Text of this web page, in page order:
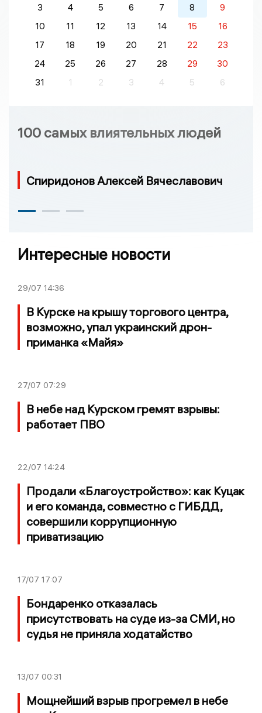
3
4 5 6 7 8
9
10
11 12 13 14 15
16
17
18 19 20 21 22
23
24
25 26 27 28 29
30
31
1 2 3 4 5 6
100 самых влиятельных людей
Спиридонов Алексей Вячеславович
Интересные новости
29/07 14:36
В Курске на крышу торгового центра,
возможно, упал украинский дрон-
приманка «Майя»
27/07 07:29
В небе над Курском гремят взрывы:
работает ПВО
22/07 14:24
Продали «Благоустройство»: как Куцак
и его команда, совместно с ГИБДД,
совершили коррупционную
приватизацию
17/07 17:07
Бондаренко отказалась
присутствовать на суде из-за СМИ, но
судья не приняла ходатайство
13/07 00:31
Мощнейший взрыв прогремел в небе